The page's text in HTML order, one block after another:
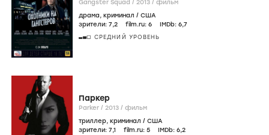
Gangster Squad / 2013 / фильм
драма, криминал / США
зрители: 7,2 film.ru: 6 IMDb: 6,7
СРЕДНИЙ УРОВЕНЬ
Паркер
Parker / 2013 / фильм
триллер, криминал / США
зрители: 7,1 film.ru: 5 IMDb: 6,2